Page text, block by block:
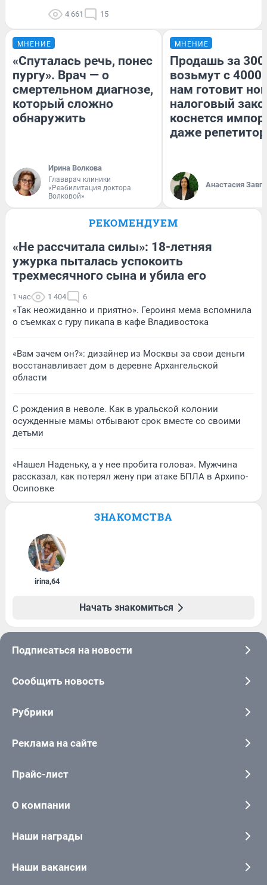
4 661 15
МНЕНИЕ
«Спуталась речь, понес
пургу». Врач — о
смертельном диагнозе,
который сложно
обнаружить
Ирина Волкова
Главврач клиники
«Реабилитация доктора
Волковой»
МНЕНИЕ
Продашь за
возьмут с
нам готовит
налоговый
коснется
даже
Анастасия
РЕКОМЕНДУЕМ
«Не рассчитала силы»: 18-летняя
ужурка пыталась успокоить
трехмесячного сына и убила его
1 час 1 404 6
«Так неожиданно и приятно». Героиня мема вспомнила
о съемках с гуру пикапа в кафе Владивостока
«Вам зачем он?»: дизайнер из Москвы за свои деньги
восстанавливает дом в деревне Архангельской
области
С рождения в неволе. Как в уральской колонии
осужденные мамы отбывают срок вместе со своими
детьми
«Нашел Наденьку, а у нее пробита голова». Мужчина
рассказал, как потерял жену при атаке БПЛА в Архипо-
Осиповке
ЗНАКОМСТВА
irina,64
Начать знакомиться
Подписаться на новости
Сообщить новость
Рубрики
Реклама на сайте
Прайс-лист
О компании
Наши награды
Наши вакансии